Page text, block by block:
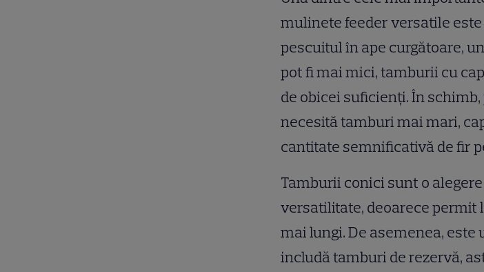
mulinete feeder versatile
pescuitul în ape curgătoare,
pot fi mai mici, tamburii cu
de obicei suficienți. În
necesită tamburi mai mari,
cantitate semnificativă de fir
Tamburii conici sunt o
versatilitate, deoarece permit
mai lungi. De asemenea, este
includă tamburi de rezervă,